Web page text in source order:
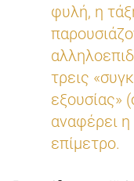
φυλή, η
τρεις
εξουσίας»
αναφέρει
επίμετρο.